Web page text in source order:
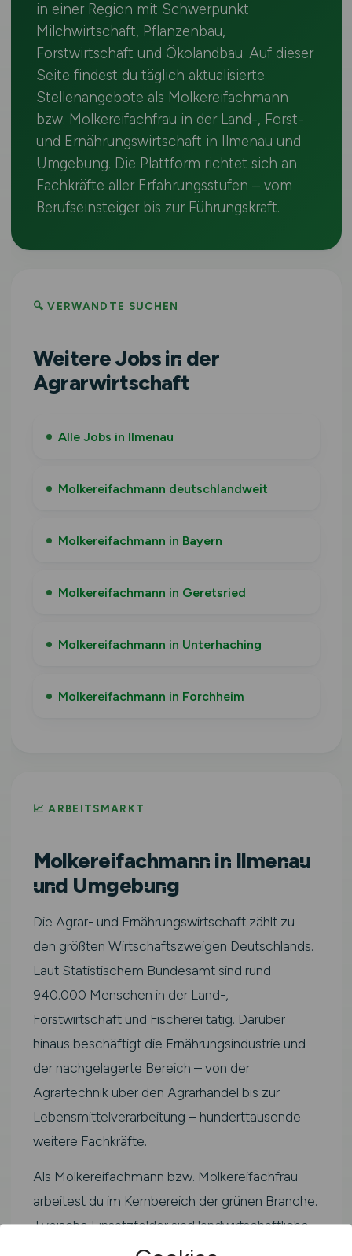
in einer Region mit Schwerpunkt
Milchwirtschaft, Pflanzenbau,
Forstwirtschaft und Ökolandbau. Auf dieser
Seite findest du täglich aktualisierte
Stellenangebote als Molkereifachmann
bzw. Molkereifachfrau in der Land-, Forst-
und Ernährungswirtschaft in Ilmenau und
Umgebung. Die Plattform richtet sich an
Fachkräfte aller Erfahrungsstufen – vom
Berufseinsteiger bis zur Führungskraft.
🔍 VERWANDTE SUCHEN
Weitere Jobs in der
Agrarwirtschaft
Alle Jobs in Ilmenau
Molkereifachmann deutschlandweit
Molkereifachmann in Bayern
Molkereifachmann in Geretsried
Molkereifachmann in Unterhaching
Molkereifachmann in Forchheim
📈 ARBEITSMARKT
Molkereifachmann in Ilmenau
und Umgebung
Die Agrar- und Ernährungswirtschaft zählt zu
den größten Wirtschaftszweigen Deutschlands.
Laut Statistischem Bundesamt sind rund
940.000 Menschen in der Land-,
Forstwirtschaft und Fischerei tätig. Darüber
hinaus beschäftigt die Ernährungsindustrie und
der nachgelagerte Bereich – von der
Agrartechnik über den Agrarhandel bis zur
Lebensmittelverarbeitung – hunderttausende
weitere Fachkräfte.
Als Molkereifachmann bzw. Molkereifachfrau
arbeitest du im Kernbereich der grünen Branche.
Typische Einsatzfelder sind landwirtschaftliche
Betriebe, Agrarunternehmen,